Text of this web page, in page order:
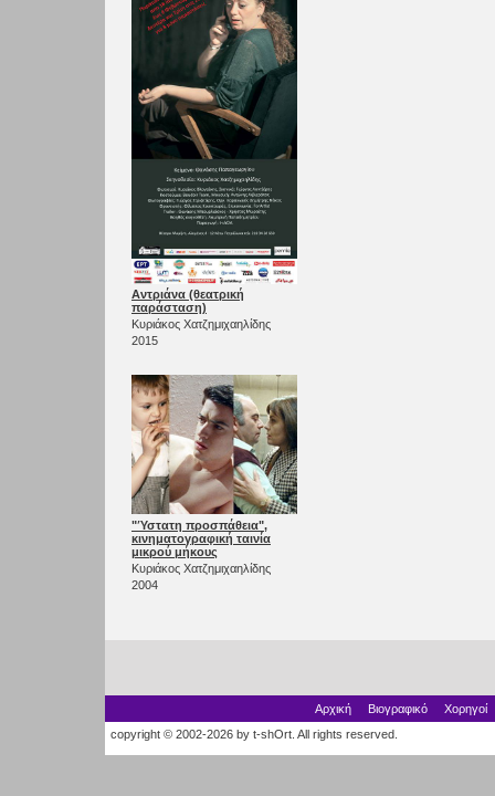
Αντριάνα (θεατρική
παράσταση)
Κυριάκος Χατζημιχαηλίδης
2015
"Ύστατη προσπάθεια",
κινηματογραφική ταινία
μικρού μήκους
Κυριάκος Χατζημιχαηλίδης
2004
Αρχική Βιογραφικό
Χορηγοί
copyright © 2002-2026 by t-shOrt. All rights reserved.